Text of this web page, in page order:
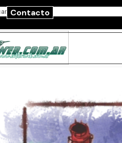
un mismo detalle: diseño
Contacto